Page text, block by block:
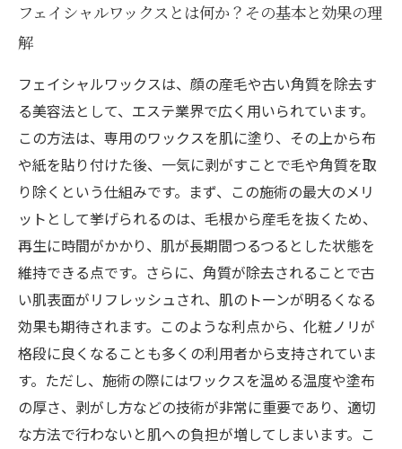
ックスの選び方とポイント
フェイシャルワックスとは何か？その基本と効果の理
解
フェイシャルワックスは、顔の産毛や古い角質を除去す
る美容法として、エステ業界で広く用いられています。
この方法は、専用のワックスを肌に塗り、その上から布
や紙を貼り付けた後、一気に剥がすことで毛や角質を取
り除くという仕組みです。まず、この施術の最大のメリ
ットとして挙げられるのは、毛根から産毛を抜くため、
再生に時間がかかり、肌が長期間つるつるとした状態を
維持できる点です。さらに、角質が除去されることで古
い肌表面がリフレッシュされ、肌のトーンが明るくなる
効果も期待されます。このような利点から、化粧ノリが
格段に良くなることも多くの利用者から支持されていま
す。ただし、施術の際にはワックスを温める温度や塗布
の厚さ、剥がし方などの技術が非常に重要であり、適切
な方法で行わないと肌への負担が増してしまいます。こ